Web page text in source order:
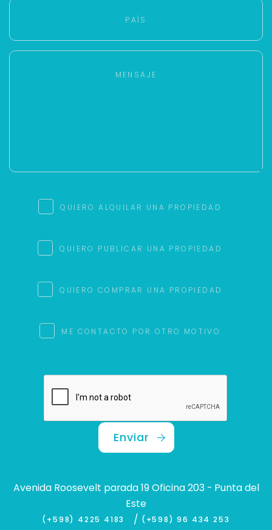
QUIERO ALQUILAR UNA PROPIEDAD
QUIERO PUBLICAR UNA PROPIEDAD
QUIERO COMPRAR UNA PROPIEDAD
ME CONTACTO POR OTRO MOTIVO
Enviar
Avenida Roosevelt parada 19 Oficina 203 - Punta del
Este
(+598) 4225 4183 / (+598) 96 434 253